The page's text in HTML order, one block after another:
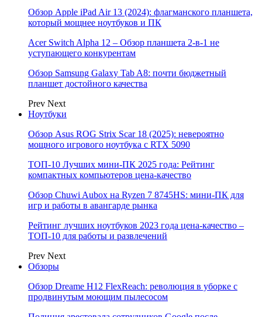
Обзор Apple iPad Air 13 (2024): флагманского планшета,
который мощнее ноутбуков и ПК
Acer Switch Alpha 12 – Обзор планшета 2-в-1 не
уступающего конкурентам
Обзор Samsung Galaxy Tab A8: почти бюджетный
планшет достойного качества
Prev Next
Ноутбуки
Обзор Asus ROG Strix Scar 18 (2025): невероятно
мощного игрового ноутбука с RTX 5090
ТОП-10 Лучших мини-ПК 2025 года: Рейтинг
компактных компьютеров цена-качество
Обзор Chuwi Aubox на Ryzen 7 8745HS: мини-ПК для
игр и работы в авангарде рынка
Рейтинг лучших ноутбуков 2023 года цена-качество –
ТОП-10 для работы и развлечений
Prev Next
Обзоры
Обзор Dreame H12 FlexReach: революция в уборке с
продвинутым моющим пылесосом